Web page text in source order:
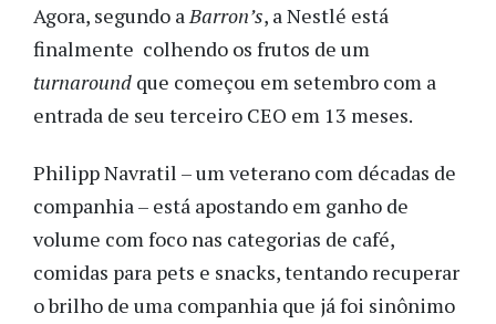
Agora, segundo a Barron’s, a Nestlé está
finalmente colhendo os frutos de um
turnaround que começou em setembro com a
entrada de seu terceiro CEO em 13 meses.
Philipp Navratil – um veterano com décadas de
companhia – está apostando em ganho de
volume com foco nas categorias de café,
comidas para pets e snacks, tentando recuperar
o brilho de uma companhia que já foi sinônimo